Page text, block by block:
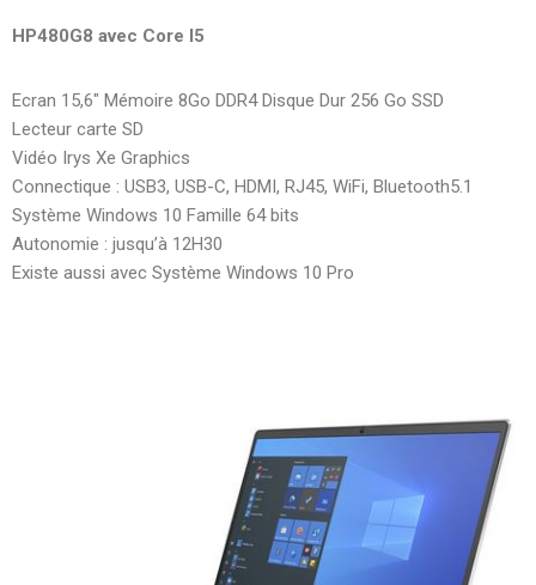
HP480G8 avec Core I5
Ecran 15,6″ Mémoire 8Go DDR4 Disque Dur 256 Go SSD
Lecteur carte SD
Vidéo Irys Xe Graphics
Connectique : USB3, USB-C, HDMI, RJ45, WiFi, Bluetooth5.1
Système Windows 10 Famille 64 bits
Autonomie : jusqu’à 12H30
Existe aussi avec Système Windows 10 Pro